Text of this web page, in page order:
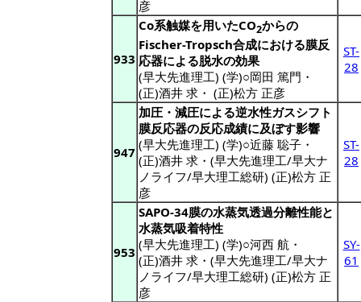
彦
933
Co系触媒を用いたCO2からの
Fischer-Tropsch合成における膜反
応器による脱水の効果
(早大先進理工) (学)○岡田 篤門 ・
(正)酒井 求 ・ (正)松方 正彦
ST-
28
947
加圧・減圧による逆水性ガスシフト
膜反応器の反応成績に及ぼす影響
(早大先進理工) (学)○近藤 聡子 ・
(正)酒井 求 ・(早大先進理工/早大ナ
ノライフ/早大理工総研) (正)松方 正
彦
ST-
28
953
SAPO-34膜の水蒸気透過分離性能と
水蒸気吸着特性
(早大先進理工) (学)○河西 航 ・
(正)酒井 求 ・(早大先進理工/早大ナ
ノライフ/早大理工総研) (正)松方 正
彦
SY-
61